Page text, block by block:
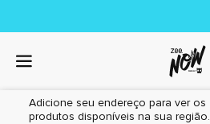
Adicione seu endereço para ver os
produtos disponíveis na sua região.
Home|Cães|Acessórios